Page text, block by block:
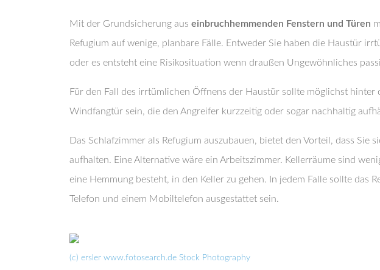
Mit der Grundsicherung aus einbruchhemmenden Fenstern und Türen
Refugium auf wenige, planbare Fälle. Entweder Sie haben die Haustür
oder es entsteht eine Risikosituation wenn draußen Ungewöhnliches
Für den Fall des irrtümlichen Öffnens der Haustür sollte möglichst hinter
Windfangtür sein, die den Angreifer kurzzeitig oder sogar nachhaltig
Das Schlafzimmer als Refugium auszubauen, bietet den Vorteil, dass Sie
aufhalten. Eine Alternative wäre ein Arbeitszimmer. Kellerräume sind
eine Hemmung besteht, in den Keller zu gehen. In jedem Falle sollte das
Telefon und einem Mobiltelefon ausgestattet sein.
(c) ersler www.fotosearch.de Stock Photography